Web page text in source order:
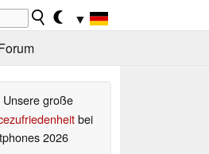
▼
Unsere große
bei
2026